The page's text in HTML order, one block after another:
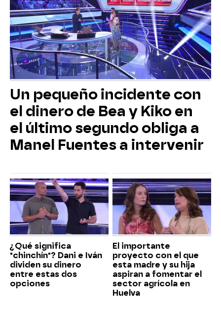
Un pequeño incidente con
el dinero de Bea y Kiko en
el último segundo obliga a
Manel Fuentes a intervenir
¿Qué significa
"chinchín"? Dani e Iván
dividen su dinero
entre estas dos
opciones
El importante
proyecto con el que
esta madre y su hija
aspiran a fomentar el
sector agrícola en
Huelva